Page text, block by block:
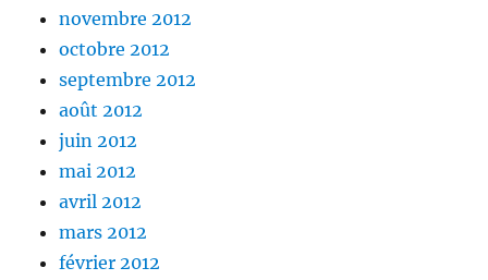
novembre 2012
octobre 2012
septembre 2012
août 2012
juin 2012
mai 2012
avril 2012
mars 2012
février 2012